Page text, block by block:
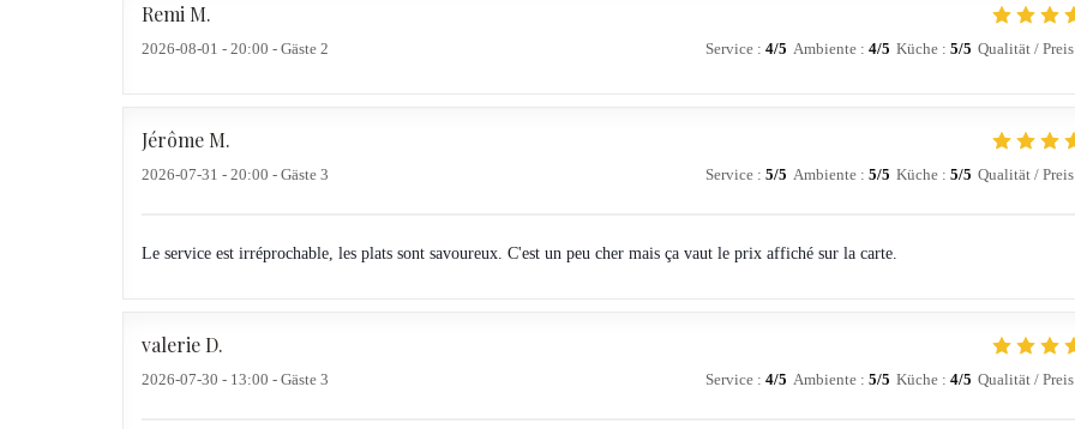
Remi M
2026-08-01 - 20:00 - Gäste 2 Service : 4/5 Ambiente : 4/5 Küche : 5/5 Qualität / Preis
Jérôme M
2026-07-31 - 20:00 - Gäste 3 Service : 5/5 Ambiente : 5/5 Küche : 5/5 Qualität / Preis
Le service est irréprochable, les plats sont savoureux. C'est un peu cher mais ça vaut le prix affiché sur la carte.
valerie D
2026-07-30 - 13:00 - Gäste 3 Service : 4/5 Ambiente : 5/5 Küche : 4/5 Qualität / Preis